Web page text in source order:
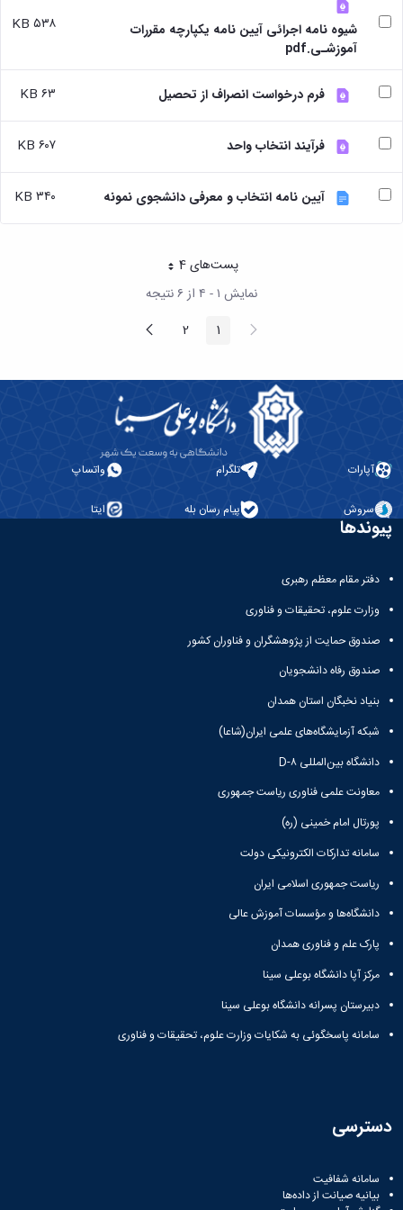
و
تحصیلات
تکمیلی
دروس
کارشناسی
فرم
ها
نامه
ها
ترم
بندی
دروس
ها
ها
بندی
دروس
ترفیع
آئین
نامه
های
پژوهشی
پژوهشی
کارگاه ها
و
آزمایشگاه
ها
آزمایشگاه
آزمایشگاه
بهداشت
و
کیفی
غذایی
سالن
تشریح
خدمات
تعرفه
نشریات
Avicenna
Veterinary
Research
آموزشی
بهداشت
و
کنترل
کیفی
موادغذایی
شیوه نامه اجرائی آیین نامه یکپارچه مقررات
آموزشـی.pdf
۵۳۸ KB
فرم درخواست انصراف از تحصیل ۶۳ KB
فرآیند انتخاب واحد ۶۰۷ KB
آیین نامه انتخاب و معرفی دانشجوی نمونه ۳۴۰ KB
پست‌‌های 4هر صفحه
نمایش ۱ - ۴ از ۶ نتیجه
پیغام
قبلی صفحه1 صفحه2 صفحه
بعد
آپارات تلگرام واتساپ
سروش پیام رسان بله ایتا
پیوندها
دفتر مقام معظم رهبری
وزارت علوم، تحقیقات و فناوری
صندوق حمایت از پژوهشگران و فناوران کشور
صندوق رفاه دانشجویان
بنیاد نخبگان استان همدان
شبکه آزمایشگاه‌های علمی ایران(شاعا)
دانشگاه بین‌المللی D-۸
معاونت علمی فناوری ریاست جمهوری
پورتال امام خمینی (ره)
سامانه تدارکات الکترونیکی دولت
ریاست جمهوری اسلامی ایران
دانشگاه‌ها و مؤسسات آموزش عالی
پارک علم و فناوری همدان
مرکز آپا دانشگاه بوعلی سینا
دبیرستان پسرانه دانشگاه بوعلی سینا
سامانه پاسخگوئی به شکایات وزارت علوم، تحقیقات و فناوری
دسترسی
سامانه شفافیت
بیانیه صیانت از داده‌ها